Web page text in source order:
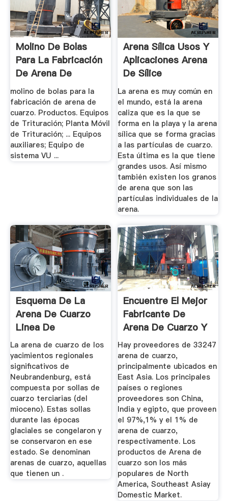
Molino De Bolas
Para La Fabricación
De Arena De
Cuarzo
molino de bolas para la
fabricación de arena de
cuarzo. Productos. Equipos
de Trituración; Planta Móvil
de Trituración; ... Equipos
auxiliares; Equipo de
sistema VU ...
Arena Sílica Usos Y
Aplicaciones Arena
De Sílice
La arena es muy común en
el mundo, está la arena
caliza que es la que se
forma en la playa y la arena
sílica que se forma gracias
a las partículas de cuarzo.
Esta última es la que tiene
grandes usos. Así mismo
también existen los granos
de arena que son las
partículas individuales de la
arena.
Esquema De La
Arena De Cuarzo
Linea De
Produccion Con Un
...
La arena de cuarzo de los
yacimientos regionales
significativos de
Neubrandenburg, está
compuesta por sollas de
cuarzo terciarias (del
mioceno). Estas sollas
durante las épocas
glaciales se congelaron y
se conservaron en ese
estado. Se denominan
arenas de cuarzo, aquellas
que tienen un .
Encuentre El Mejor
Fabricante De
Arena De Cuarzo Y
Arena ...
Hay proveedores de 33247
arena de cuarzo,
principalmente ubicados en
East Asia. Los principales
países o regiones
proveedores son China,
India y egipto, que proveen
el 97%,1% y el 1% de
arena de cuarzo,
respectivamente. Los
productos de Arena de
cuarzo son los más
populares de North
America, Southeast Asiay
Domestic Market.